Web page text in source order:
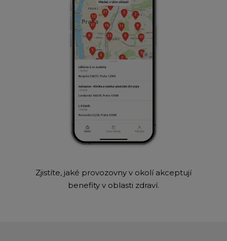
Zjistíte, jaké provozovny v okolí akceptují
benefity v oblasti zdraví.